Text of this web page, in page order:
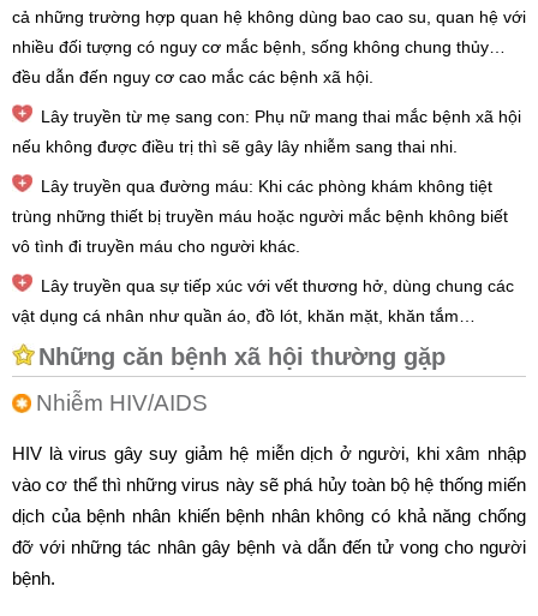
cả những trường hợp quan hệ không dùng bao cao su, quan hệ với
nhiều đối tượng có nguy cơ mắc bệnh, sống không chung thủy…
đều dẫn đến nguy cơ cao mắc các bệnh xã hội.
Lây truyền từ mẹ sang con: Phụ nữ mang thai mắc bệnh xã hội
nếu không được điều trị thì sẽ gây lây nhiễm sang thai nhi.
Lây truyền qua đường máu: Khi các phòng khám không tiệt
trùng những thiết bị truyền máu hoặc người mắc bệnh không biết
vô tình đi truyền máu cho người khác.
Lây truyền qua sự tiếp xúc với vết thương hở, dùng chung các
vật dụng cá nhân như quần áo, đồ lót, khăn mặt, khăn tắm…
Những căn bệnh xã hội thường gặp
Nhiễm HIV/AIDS
HIV là virus gây suy giảm hệ miễn dịch ở người, khi xâm nhập
vào cơ thể thì những virus này sẽ phá hủy toàn bộ hệ thống miến
dịch của bệnh nhân khiến bệnh nhân không có khả năng chống
đỡ với những tác nhân gây bệnh và dẫn đến tử vong cho người
bệnh.